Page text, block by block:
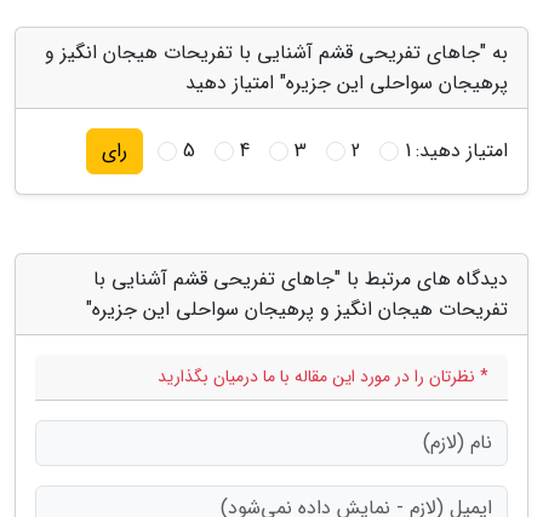
به "جاهای تفریحی قشم آشنایی با تفریحات هیجان انگیز و
پرهیجان سواحلی این جزیره" امتیاز دهید
امتیاز دهید:1
2
3
4
5 رای
دیدگاه های مرتبط با "جاهای تفریحی قشم آشنایی با
تفریحات هیجان انگیز و پرهیجان سواحلی این جزیره"
* نظرتان را در مورد این مقاله با ما درمیان بگذارید